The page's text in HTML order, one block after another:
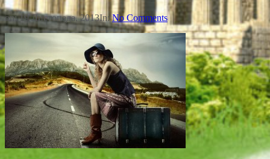
on:19 Листопада, 2013In:No Comments